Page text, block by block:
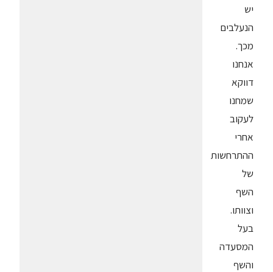
יש
הנעלבים
מכך.
אנחנו
דווקא
שמחנו
לעקוב
אחרי
ההתרחשות
של
השף
וצוותו.
בעל
המסעדה
והשף